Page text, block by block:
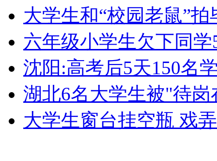
山西运城恶犬咬伤多人 警民合力深夜将其击毙
女孩北京地铁殴打老人 痛下狠手拳打脚踢
无痛分娩是否安全 医生回应
外交部：反对强权政治霸凌主义
大学生和“校园老鼠”
六年级小学生欠下同
沈阳:高考后5天150名
湖北6名大学生被"待
大学生窗台挂空瓶 戏